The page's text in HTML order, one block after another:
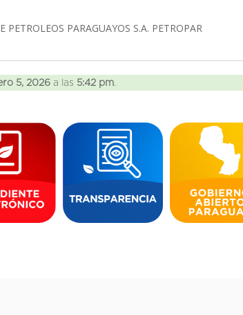
PETROLEOS PARAGUAYOS S.A. PETROPAR
5, 2026 a las 5:42 pm